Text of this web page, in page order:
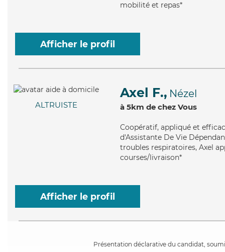
mobilité et repas*
Afficher le profil
ALTRUISTE
Axel F., Nézel
à 5km de chez Vous
Coopératif, appliqué et
d'Assistante De Vie
troubles respiratoires, Axel
courses/livraison*
Afficher le profil
Présentation déclarative du candidat,